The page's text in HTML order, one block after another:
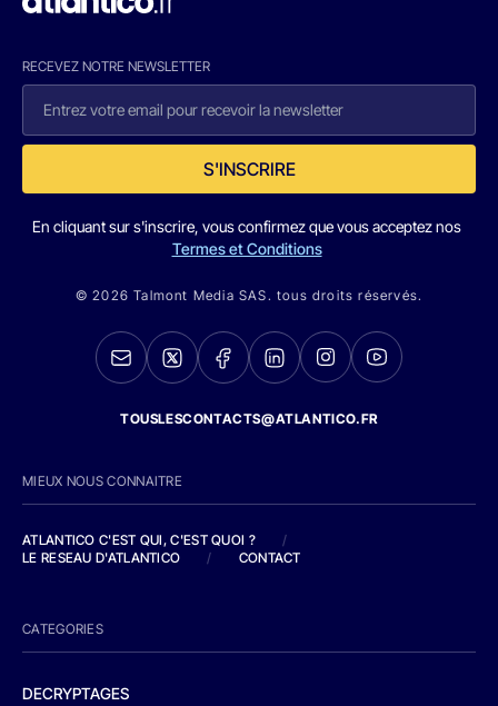
RECEVEZ NOTRE NEWSLETTER
S'INSCRIRE
En cliquant sur s'inscrire, vous confirmez que vous acceptez nos
Termes et Conditions
© 2026 Talmont Media SAS. tous droits réservés.
TOUSLESCONTACTS@ATLANTICO.FR
MIEUX NOUS CONNAITRE
ATLANTICO C'EST QUI, C'EST QUOI ?
/
LE RESEAU D'ATLANTICO
/ CONTACT
CATEGORIES
DECRYPTAGES